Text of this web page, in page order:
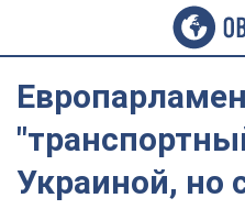
Украиной, но